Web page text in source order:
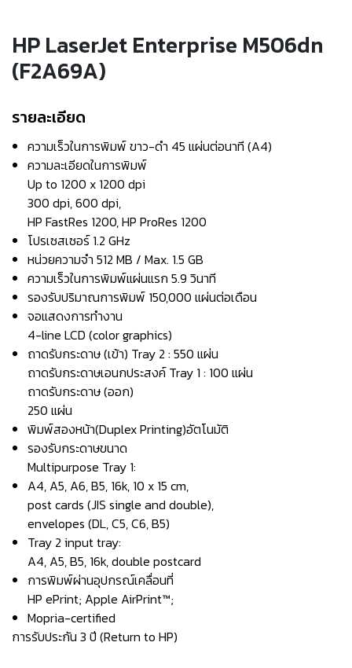
HP LaserJet Enterprise M506dn
(F2A69A)
รายละเอียด
ความเร็วในการพิมพ์ ขาว-ดำ 45 แผ่นต่อนาที (A4)
ความละเอียดในการพิมพ์
Up to 1200 x 1200 dpi
300 dpi, 600 dpi,
HP FastRes 1200, HP ProRes 1200
โปรเซสเซอร์ 1.2 GHz
หน่วยความจำ 512 MB / Max. 1.5 GB
ความเร็วในการพิมพ์แผ่นแรก 5.9 วินาที
รองรับปริมาณการพิมพ์ 150,000 แผ่นต่อเดือน
จอแสดงการทำงาน
4-line LCD (color graphics)
ถาดรับกระดาษ (เข้า) Tray 2 : 550 แผ่น
ถาดรับกระดาษเอนกประสงค์ Tray 1 : 100 แผ่น
ถาดรับกระดาษ (ออก)
250 แผ่น
พิมพ์สองหน้า(Duplex Printing)อัตโนมัติ
รองรับกระดาษขนาด
Multipurpose Tray 1:
A4, A5, A6, B5, 16k, 10 x 15 cm,
post cards (JIS single and double),
envelopes (DL, C5, C6, B5)
Tray 2 input tray:
A4, A5, B5, 16k, double postcard
การพิมพ์ผ่านอุปกรณ์เคลื่อนที่
HP ePrint; Apple AirPrint™;
Mopria-certified
การรับประกัน 3 ปี (Return to HP)